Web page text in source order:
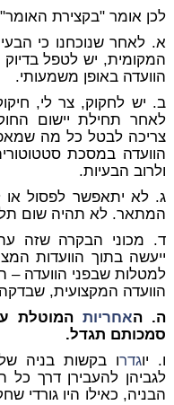
לכן אומר "בקצירת
א. לאחר שנוכחנו כי
המקומית, יש לטפל
הוועדה באופן משמעותי.
ב. יש לחקוק, צר לי,
לאחר תחילת יישום
צריכה לבטל כל מה
הוועדה במסכת
ולרוב הבעיות.
ג. לא יתאפשר לפסול
המתאר. לא תהיה שום
ד.
מכוני הבקרה שזה
ייעשה בתוך הוועדות
למטלות שבפני הוועדה
הוועדה המקצועית,
ה. האחריותהמוטלת
סמכותם תגדל.
ו. יוגדרו בקשות בניה
לגביהן להעבירן דרך כל
הבניה, כאילו היו גורדי